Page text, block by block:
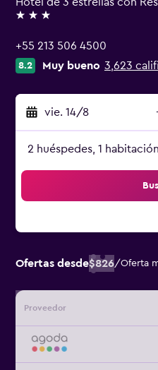
3 estrellas
+55 213 506 4500
8.2 Muy bueno 3,623
vie. 14/8
2 huéspedes, 1 habitación
Ofertas desde$826/Oferta
Proveedor